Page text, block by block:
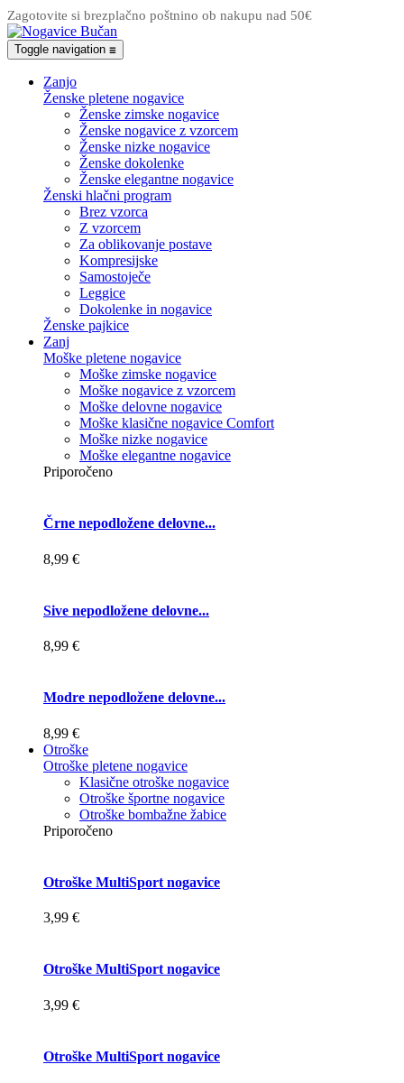
Zagotovite si brezplačno poštnino ob nakupu nad 50€
Toggle navigation ☰
Zanjo
Ženske pletene nogavice
Ženske zimske nogavice
Ženske nogavice z vzorcem
Ženske nizke nogavice
Ženske dokolenke
Ženske elegantne nogavice
Ženski hlačni program
Brez vzorca
Z vzorcem
Za oblikovanje postave
Kompresijske
Samostoječe
Leggice
Dokolenke in nogavice
Ženske pajkice
Zanj
Moške pletene nogavice
Moške zimske nogavice
Moške nogavice z vzorcem
Moške delovne nogavice
Moške klasične nogavice Comfort
Moške nizke nogavice
Moške elegantne nogavice
Priporočeno
Črne nepodložene delovne...
8,99 €
Sive nepodložene delovne...
8,99 €
Modre nepodložene delovne...
8,99 €
Otroške
Otroške pletene nogavice
Klasične otroške nogavice
Otroške športne nogavice
Otroške bombažne žabice
Priporočeno
Otroške MultiSport nogavice
3,99 €
Otroške MultiSport nogavice
3,99 €
Otroške MultiSport nogavice